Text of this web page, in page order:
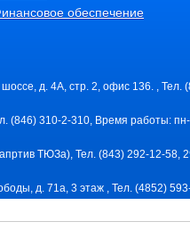
обеспечение
д. 4А, стр. 2, офис 136. ,
(846) 310-2-310, Время работы:
ТЮЗа), Тел. (843) 292-12-
д. 71a, 3 этаж , Тел. (4852)